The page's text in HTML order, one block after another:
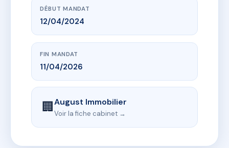
DÉBUT MANDAT
12/04/2024
FIN MANDAT
11/04/2026
🏢August Immobilier
Voir la fiche cabinet →